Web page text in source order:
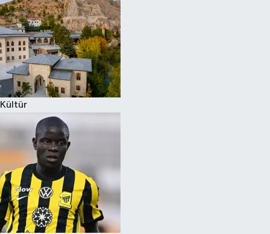
Kültür